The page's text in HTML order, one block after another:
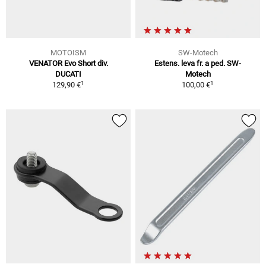
MOTOISM
VENATOR Evo Short div.
DUCATI
129,90 €1
SW-Motech
Estens. leva fr. a ped. SW-
Motech
100,00 €1